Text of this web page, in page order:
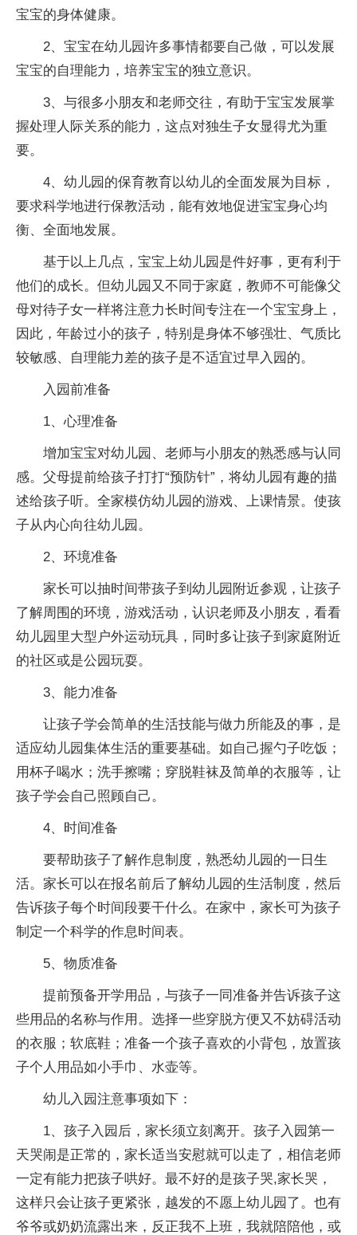
宝宝的身体健康。
2、宝宝在幼儿园许多事情都要自己做，可以发展
宝宝的自理能力，培养宝宝的独立意识。
3、与很多小朋友和老师交往，有助于宝宝发展掌
握处理人际关系的能力，这点对独生子女显得尤为重
要。
4、幼儿园的保育教育以幼儿的全面发展为目标，
要求科学地进行保教活动，能有效地促进宝宝身心均
衡、全面地发展。
基于以上几点，宝宝上幼儿园是件好事，更有利于
他们的成长。但幼儿园又不同于家庭，教师不可能像父
母对待子女一样将注意力长时间专注在一个宝宝身上，
因此，年龄过小的孩子，特别是身体不够强壮、气质比
较敏感、自理能力差的孩子是不适宜过早入园的。
入园前准备
1、心理准备
增加宝宝对幼儿园、老师与小朋友的熟悉感与认同
感。父母提前给孩子打打“预防针”，将幼儿园有趣的描
述给孩子听。全家模仿幼儿园的游戏、上课情景。使孩
子从内心向往幼儿园。
2、环境准备
家长可以抽时间带孩子到幼儿园附近参观，让孩子
了解周围的环境，游戏活动，认识老师及小朋友，看看
幼儿园里大型户外运动玩具，同时多让孩子到家庭附近
的社区或是公园玩耍。
3、能力准备
让孩子学会简单的生活技能与做力所能及的事，是
适应幼儿园集体生活的重要基础。如自己握勺子吃饭；
用杯子喝水；洗手擦嘴；穿脱鞋袜及简单的衣服等，让
孩子学会自己照顾自己。
4、时间准备
要帮助孩子了解作息制度，熟悉幼儿园的一日生
活。家长可以在报名前后了解幼儿园的生活制度，然后
告诉孩子每个时间段要干什么。在家中，家长可为孩子
制定一个科学的作息时间表。
5、物质准备
提前预备开学用品，与孩子一同准备并告诉孩子这
些用品的名称与作用。选择一些穿脱方便又不妨碍活动
的衣服；软底鞋；准备一个孩子喜欢的小背包，放置孩
子个人用品如小手巾、水壶等。
幼儿入园注意事项如下：
1、孩子入园后，家长须立刻离开。孩子入园第一
天哭闹是正常的，家长适当安慰就可以走了，相信老师
一定有能力把孩子哄好。最不好的是孩子哭,家长哭，
这样只会让孩子更紧张，越发的不愿上幼儿园了。也有
爷爷或奶奶流露出来，反正我不上班，我就陪陪他，或